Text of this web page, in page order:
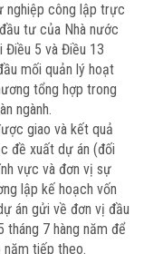
nghiệp công lập trực
tư của Nhà nước
Điều 5 và Điều 13
mối quản lý hoạt
tổng hợp trong
ngành.
giao và kết quả
đề xuất dự án (đối
vực và đơn vị sự
lập kế hoạch vốn
án gửi về đơn vị đầu
7 hàng năm để
tiếp theo.